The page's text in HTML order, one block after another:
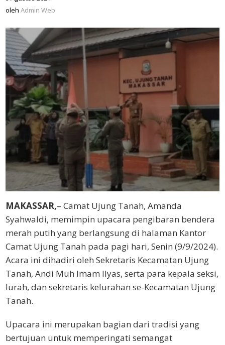
oleh Admin Web
MAKASSAR,– Camat Ujung Tanah, Amanda
Syahwaldi, memimpin upacara pengibaran bendera
merah putih yang berlangsung di halaman Kantor
Camat Ujung Tanah pada pagi hari, Senin (9/9/2024).
Acara ini dihadiri oleh Sekretaris Kecamatan Ujung
Tanah, Andi Muh Imam Ilyas, serta para kepala seksi,
lurah, dan sekretaris kelurahan se-Kecamatan Ujung
Tanah.
Upacara ini merupakan bagian dari tradisi yang
bertujuan untuk memperingati semangat